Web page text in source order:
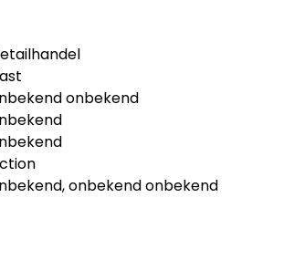
onbekend
onbekend onbekend